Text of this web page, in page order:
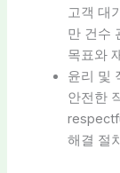
고객 대
만 건수
목표와
윤리 및
안전한
해결 절